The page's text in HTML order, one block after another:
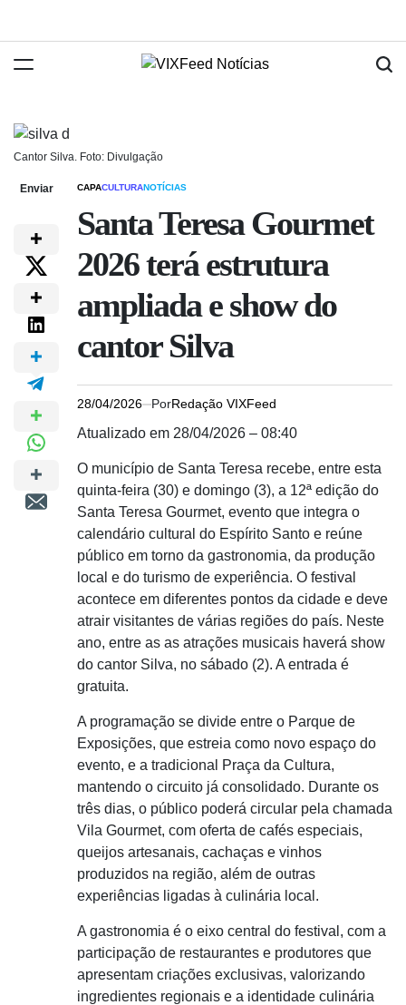
Cantor Silva. Foto: Divulgação
Enviar CAPACULTURANOTÍCIAS
Santa Teresa Gourmet
2026 terá estrutura
ampliada e show do
cantor Silva
28/04/2026 PorRedação VIXFeed
Atualizado em 28/04/2026 – 08:40
O município de Santa Teresa recebe, entre esta
quinta-feira (30) e domingo (3), a 12ª edição do
Santa Teresa Gourmet, evento que integra o
calendário cultural do Espírito Santo e reúne
público em torno da gastronomia, da produção
local e do turismo de experiência. O festival
acontece em diferentes pontos da cidade e deve
atrair visitantes de várias regiões do país. Neste
ano, entre as as atrações musicais haverá show
do cantor Silva, no sábado (2). A entrada é
gratuita.
A programação se divide entre o Parque de
Exposições, que estreia como novo espaço do
evento, e a tradicional Praça da Cultura,
mantendo o circuito já consolidado. Durante os
três dias, o público poderá circular pela chamada
Vila Gourmet, com oferta de cafés especiais,
queijos artesanais, cachaças e vinhos
produzidos na região, além de outras
experiências ligadas à culinária local.
A gastronomia é o eixo central do festival, com a
participação de restaurantes e produtores que
apresentam criações exclusivas, valorizando
ingredientes regionais e a identidade culinária